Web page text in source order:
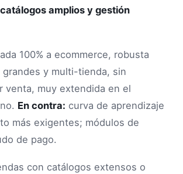
catálogos amplios y gestión
100% a ecommerce, robusta
grandes y multi-tienda, sin
venta, muy extendida en el
En contra: curva de aprendizaje
más exigentes; módulos de
de pago.
con catálogos extensos o